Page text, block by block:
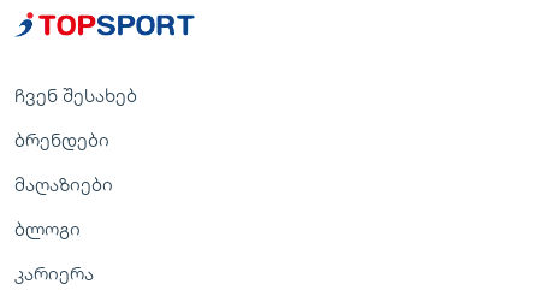
ჩვენ შესახებ
ბრენდები
მაღაზიები
ბლოგი
კარიერა